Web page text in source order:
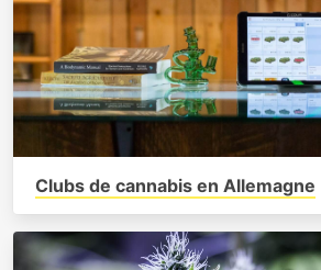
Clubs de cannabis en Allemagne